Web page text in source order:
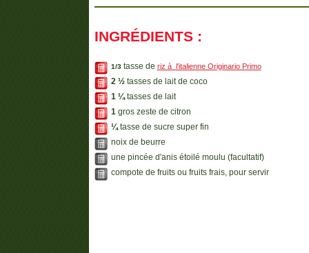
INGRÉDIENTS :
1/3tasse de riz à l'italienne Originario Primo
2 ½tasses de lait de coco
1 ¼tasses de lait
1 gros zeste de citron
¼tasse de sucre super fin
noix de beurre
une pincée d'anis étoilé moulu (facultatif)
compote de fruits ou fruits frais, pour servir